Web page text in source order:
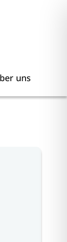
uns